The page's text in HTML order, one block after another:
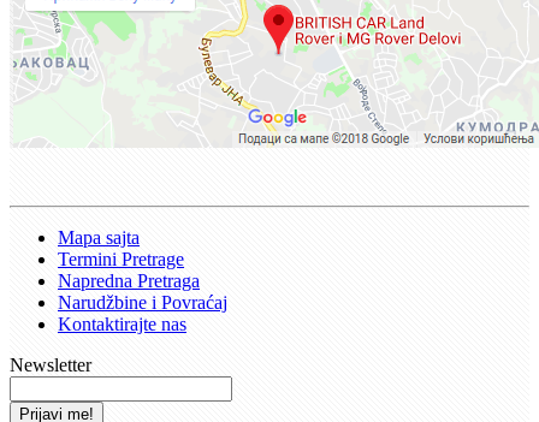
Mapa sajta
Termini Pretrage
Napredna Pretraga
Narudžbine i Povraćaj
Kontaktirajte nas
Newsletter
Prijavi me!